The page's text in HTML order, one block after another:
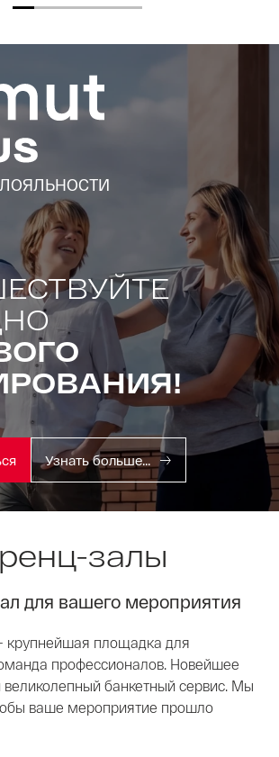
Узнать больше...
залы
для вашего мероприятия
крупнейшая площадка для
профессионалов. Новейшее
великолепный банкетный сервис. Мы
ваше мероприятие прошло